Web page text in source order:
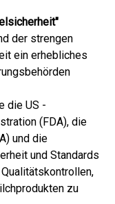
der strengen
ein erhebliches
die US -
(FDA), die
und die
und Standards
zu